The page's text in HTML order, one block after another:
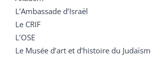
L’Ambassade d’Israël
Le CRIF
L’OSE
Le Musée d’art et d’histoire du